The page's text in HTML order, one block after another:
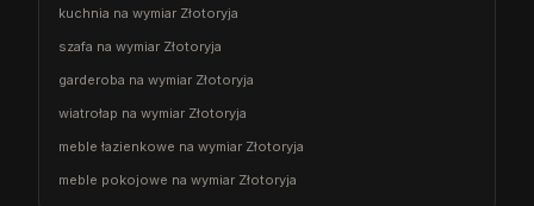
kuchnia na wymiar Złotoryja
szafa na wymiar Złotoryja
garderoba na wymiar Złotoryja
wiatrołap na wymiar Złotoryja
meble łazienkowe na wymiar Złotoryja
meble pokojowe na wymiar Złotoryja